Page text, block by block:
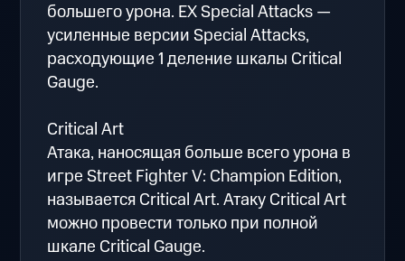
большего урона. EX Special Attacks —
усиленные версии Special Attacks,
расходующие 1 деление шкалы Critical
Gauge.
Critical Art
Атака, наносящая больше всего урона в
игре Street Fighter V: Champion Edition,
называется Critical Art. Атаку Critical Art
можно провести только при полной
шкале Critical Gauge.